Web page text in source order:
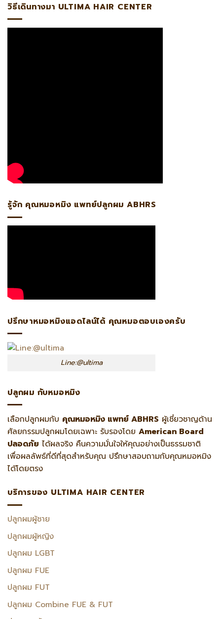
วิธีเดินทางมา ULTIMA HAIR CENTER
รู้จัก คุณหมอหมิง แพทย์ปลูกผม ABHRS
ปรึกษาหมอหมิงแอดไลน์ได้ คุณหมอตอบเองครับ
Line:@ultima
ปลูกผม กับหมอหมิง
เลือกปลูกผมกับ คุณหมอหมิง แพทย์ ABHRS ผู้เชี่ยวชาญด้าน
ศัลยกรรมปลูกผมโดยเฉพาะ รับรองโดย American Board
ปลอดภัย ได้ผลจริง คืนความมั่นใจให้คุณอย่างเป็นธรรมชาติ
เพื่อผลลัพธ์ที่ดีที่สุดสำหรับคุณ ปรึกษาสอบถามกับคุณหมอหมิง
ได้โดยตรง
บริการของ ULTIMA HAIR CENTER
ปลูกผมผู้ชาย
ปลูกผมผู้หญิง
ปลูกผม LGBT
ปลูกผม FUE
ปลูกผม FUT
ปลูกผม Combine FUE & FUT